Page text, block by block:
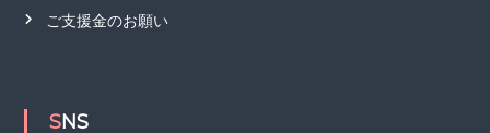
ご支援金のお願い
SNS